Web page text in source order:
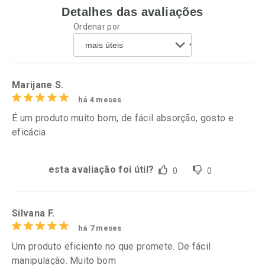
Ativar Desconto
Comprar sem Desconto
Por R$ 31,67/cada
Comprar sem Desconto
Ativar Desconto
Comprar sem Desconto
Por R$ 43,54/cada
Detalhes das avaliações
Ordenar por
Marijane S.
há 4 meses
É um produto muito bom, de fácil absorção, gosto e
eficácia
esta avaliação foi útil? 0 0
Silvana F.
há 7 meses
Um produto eficiente no que promete. De fácil
manipulação. Muito bom